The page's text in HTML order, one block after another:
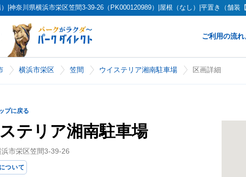
|神奈川県横浜市栄区笠間3-39-26（PK000120989）|屋根（なし）|平置き（舗装
ご利用の流れ
横浜市栄区 笠間 ウイステリア湘南駐車場 区画詳細
プに戻る
テリア湘南駐車場
市栄区笠間3-39-26
ついて